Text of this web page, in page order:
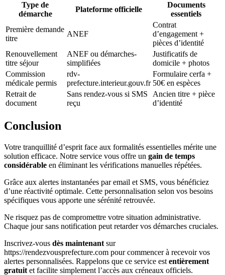
Type de
démarche
Plateforme officielle
Documents
essentiels
Première demande
titre
ANEF
Contrat
d’engagement +
pièces d’identité
Renouvellement
titre séjour
ANEF ou démarches-
simplifiées
Justificatifs de
domicile + photos
Commission
médicale permis
rdv-
prefecture.interieur.gouv.fr
Formulaire cerfa +
50€ en espèces
Retrait de
document
Sans rendez-vous si SMS
reçu
Ancien titre + pièce
d’identité
Conclusion
Votre tranquillité d’esprit face aux formalités essentielles mérite une
solution efficace. Notre service vous offre un gain de temps
considérable en éliminant les vérifications manuelles répétées.
Grâce aux alertes instantanées par email et SMS, vous bénéficiez
d’une réactivité optimale. Cette personnalisation selon vos besoins
spécifiques vous apporte une sérénité retrouvée.
Ne risquez pas de compromettre votre situation administrative.
Chaque jour sans notification peut retarder vos démarches cruciales.
Inscrivez-vous dès maintenant sur
https://rendezvousprefecture.com pour commencer à recevoir vos
alertes personnalisées. Rappelons que ce service est entièrement
gratuit et facilite simplement l’accès aux créneaux officiels.